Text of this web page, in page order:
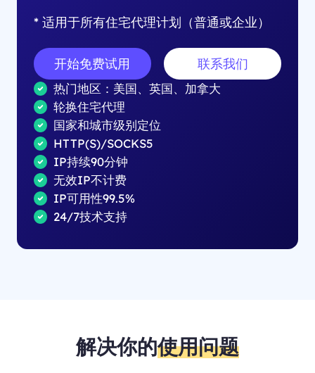
* 适用于所有住宅代理计划（普通或企业）
开始免费试用 联系我们
热门地区：美国、英国、加拿大
轮换住宅代理
国家和城市级别定位
HTTP(S)/SOCKS5
IP持续90分钟
无效IP不计费
IP可用性99.5%
24/7技术支持
解决你的使用问题